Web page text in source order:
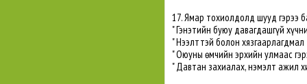
17. Ямар тохиолдолд шууд гэрээ
" Гэнэтийн буюу давагдашгүй
" Нээлттэй болон
" Оюуны өмчийн эрхийн улмаас
" Давтан захиалах, нэмэлт ажил